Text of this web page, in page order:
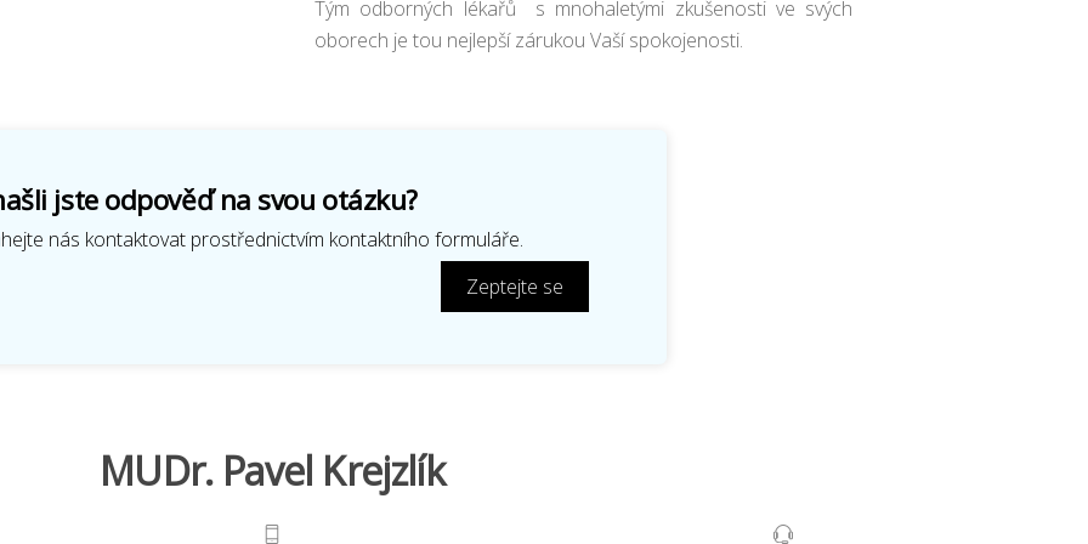
Tým odborných lékařů s mnohaletými zkušenosti ve svých
oborech je tou nejlepší zárukou Vaší spokojenosti.
jste odpověď na svou otázku?
nás kontaktovat prostřednictvím kontaktního formuláře.
Zeptejte se
MUDr. Pavel Krejzlík